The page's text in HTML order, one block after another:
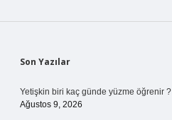
Sidebar
Son Yazılar
Yetişkin biri kaç günde yüzme öğrenir ?
Ağustos 9, 2026